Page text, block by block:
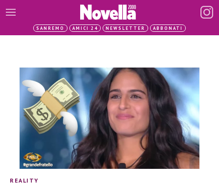
SANREMO AMICI 24 NEWSLETTER ABBONATI
REALITY